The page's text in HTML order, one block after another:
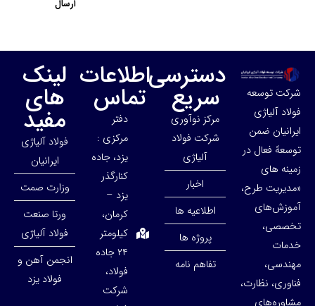
شرکت توسعه
فولاد آلیاژی
ایرانیان ضمن
توسعهً فعال در
زمینه های
«مدیریت طرح،
آموزش‌های
تخصصی،
خدمات
مهندسی،
فناوری، نظارت،
مشاوره‌های
دسترسی
سریع
مرکز نوآوری
شرکت فولاد
آلیاژی
اخبار
اطلاعیه ها
پروژه ها
تفاهم نامه
اطلاعات
تماس
دفتر
مرکزی :
یزد، جاده
کنارگذر
یزد –
کرمان،
کیلومتر
۲۴ جاده
فولاد،
شرکت
لینک
های
مفید
فولاد آلیاژی
ایرانیان
وزارت صمت
ورتا صنعت
فولاد آلیاژی
انجمن آهن و
فولاد یزد